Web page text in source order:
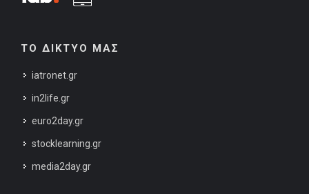
ΤΟ ΔΙΚΤΥΟ ΜΑΣ
iatronet.gr
in2life.gr
euro2day.gr
stocklearning.gr
media2day.gr